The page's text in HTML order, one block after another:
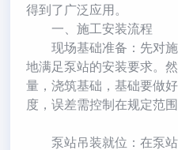
得到了广泛应用。
一、施工安装流程
现场基础准备：先对施
地满足泵站的安装要求。
量，浇筑基础，基础要做
度，误差需控制在规定范围
泵站吊装就位：在泵站